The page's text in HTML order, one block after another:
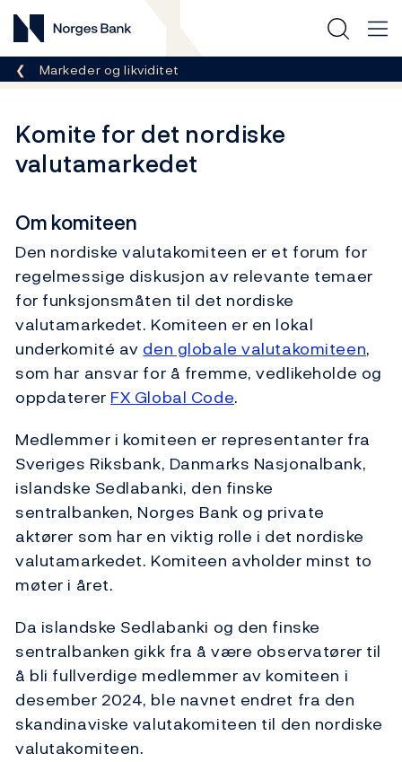
Norges Bank
Her er du nå:
Markeder og likviditet
Komite for det nordiske
valutamarkedet
Om komiteen
Den nordiske valutakomiteen er et forum for
regelmessige diskusjon av relevante temaer
for funksjonsmåten til det nordiske
valutamarkedet. Komiteen er en lokal
underkomité av den globale valutakomiteen,
som har ansvar for å fremme, vedlikeholde og
oppdaterer FX Global Code.
Medlemmer i komiteen er representanter fra
Sveriges Riksbank, Danmarks Nasjonalbank,
islandske Sedlabanki, den finske
sentralbanken, Norges Bank og private
aktører som har en viktig rolle i det nordiske
valutamarkedet. Komiteen avholder minst to
møter i året.
Da islandske Sedlabanki og den finske
sentralbanken gikk fra å være observatører til
å bli fullverdige medlemmer av komiteen i
desember 2024, ble navnet endret fra den
skandinaviske valutakomiteen til den nordiske
valutakomiteen.